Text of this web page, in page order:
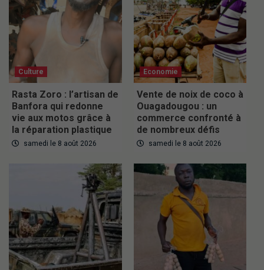
Culture
Rasta Zoro : l’artisan de
Banfora qui redonne
vie aux motos grâce à
la réparation plastique
samedi le 8 août 2026
Economie
Vente de noix de coco à
Ouagadougou : un
commerce confronté à
de nombreux défis
samedi le 8 août 2026